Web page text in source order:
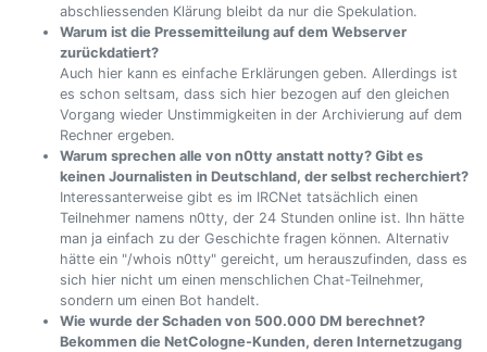
abschliessenden Klärung bleibt da nur die Spekulation.
Warum ist die Pressemitteilung auf dem Webserver
zurückdatiert?
Auch hier kann es einfache Erklärungen geben. Allerdings ist
es schon seltsam, dass sich hier bezogen auf den gleichen
Vorgang wieder Unstimmigkeiten in der Archivierung auf dem
Rechner ergeben.
Warum sprechen alle von n0tty anstatt notty? Gibt es
keinen Journalisten in Deutschland, der selbst recherchiert?
Interessanterweise gibt es im IRCNet tatsächlich einen
Teilnehmer namens n0tty, der 24 Stunden online ist. Ihn hätte
man ja einfach zu der Geschichte fragen können. Alternativ
hätte ein "/whois n0tty" gereicht, um herauszufinden, dass es
sich hier nicht um einen menschlichen Chat-Teilnehmer,
sondern um einen Bot handelt.
Wie wurde der Schaden von 500.000 DM berechnet?
Bekommen die NetCologne-Kunden, deren Internetzugang